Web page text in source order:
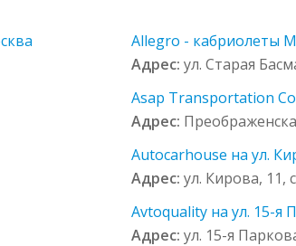
Allegro - кабриолеты
Адрес: ул. Старая
Asap Transportation
Адрес:
Autocarhouse на ул.
Адрес: ул. Кирова, 11,
Avtoquality на ул. 15-я
Адрес: ул. 15-я